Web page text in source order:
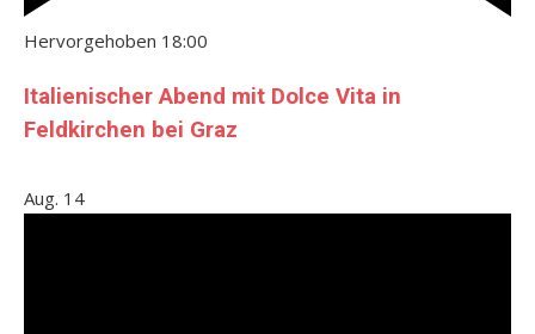
Hervorgehoben 18:00
Italienischer Abend mit Dolce Vita in
Feldkirchen bei Graz
Aug. 14